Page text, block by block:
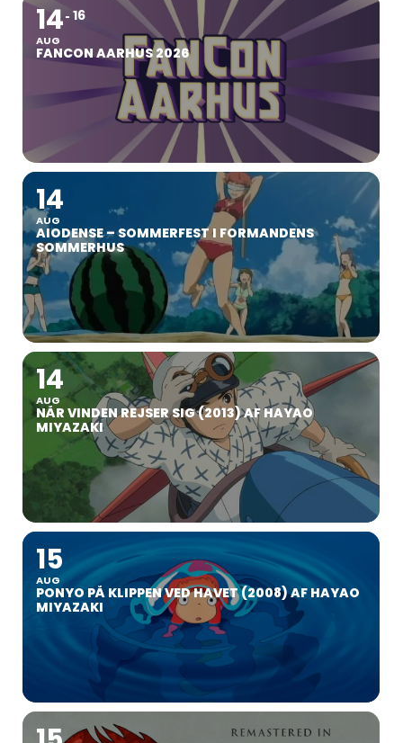
14
AUG
16
FANCON AARHUS 2026
14
AUG
AIODENSE – SOMMERFEST I FORMANDENS
SOMMERHUS
14
AUG
NÅR VINDEN REJSER SIG (2013) AF HAYAO
MIYAZAKI
15
AUG
PONYO PÅ KLIPPEN VED HAVET (2008) AF HAYAO
MIYAZAKI